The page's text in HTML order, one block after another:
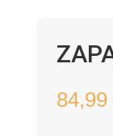
84,99